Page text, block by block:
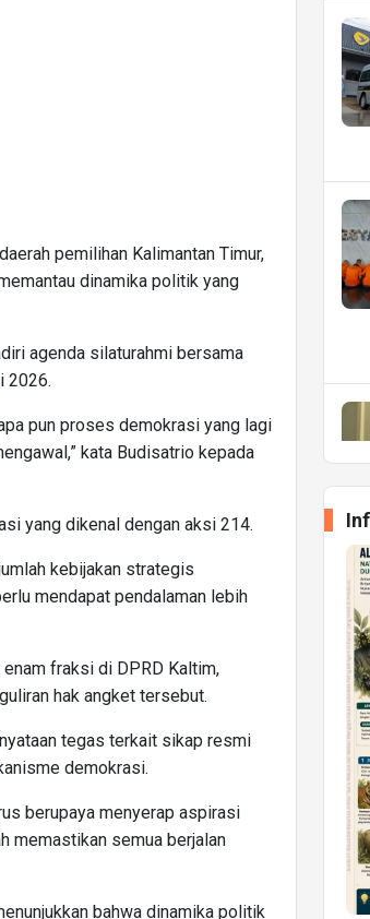
pemilihan Kalimantan Timur,
dinamika politik yang
agenda silaturahmi bersama
2026.
pun proses demokrasi yang lagi
kata Budisatrio kepada
yang dikenal dengan aksi 214.
kebijakan strategis
mendapat pendalaman lebih
fraksi di DPRD Kaltim,
hak angket tersebut.
tegas terkait sikap resmi
demokrasi.
berupaya menyerap aspirasi
memastikan semua berjalan
bahwa dinamika politik